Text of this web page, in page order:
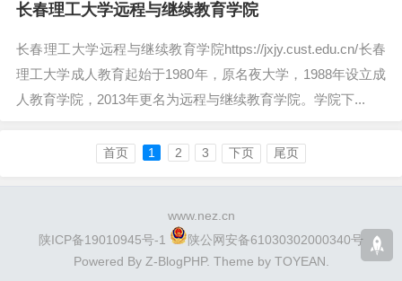
长春理工大学远程与继续教育学院
长春理工大学远程与继续教育学院https://jxjy.cust.edu.cn/长春
理工大学成人教育起始于1980年，原名夜大学，1988年设立成
人教育学院，2013年更名为远程与继续教育学院。学院下...
首页 1 2 3 下页 尾页
www.nez.cn
陕ICP备19010945号-1
陕公网安备61030302000340号
Powered By Z-BlogPHP. Theme by TOYEAN